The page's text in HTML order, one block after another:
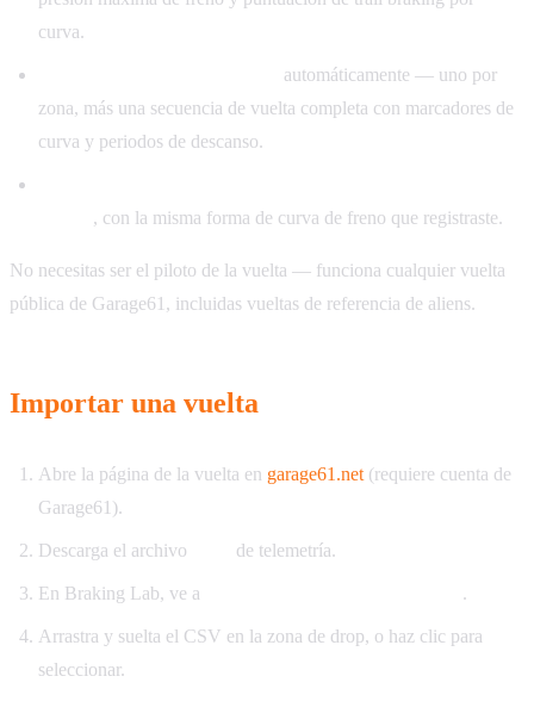
curva.
automáticamente — uno por
zona, más una secuencia de vuelta completa con marcadores de
curva y periodos de descanso.
, con la misma forma de curva de freno que registraste.
No necesitas ser el piloto de la vuelta — funciona cualquier vuelta
pública de Garage61, incluidas vueltas de referencia de aliens.
Importar una vuelta
Abre la página de la vuelta en garage61.net (requiere cuenta de
Garage61).
Descarga el archivo de telemetría.
En Braking Lab, ve a .
Arrastra y suelta el CSV en la zona de drop, o haz clic para
seleccionar.